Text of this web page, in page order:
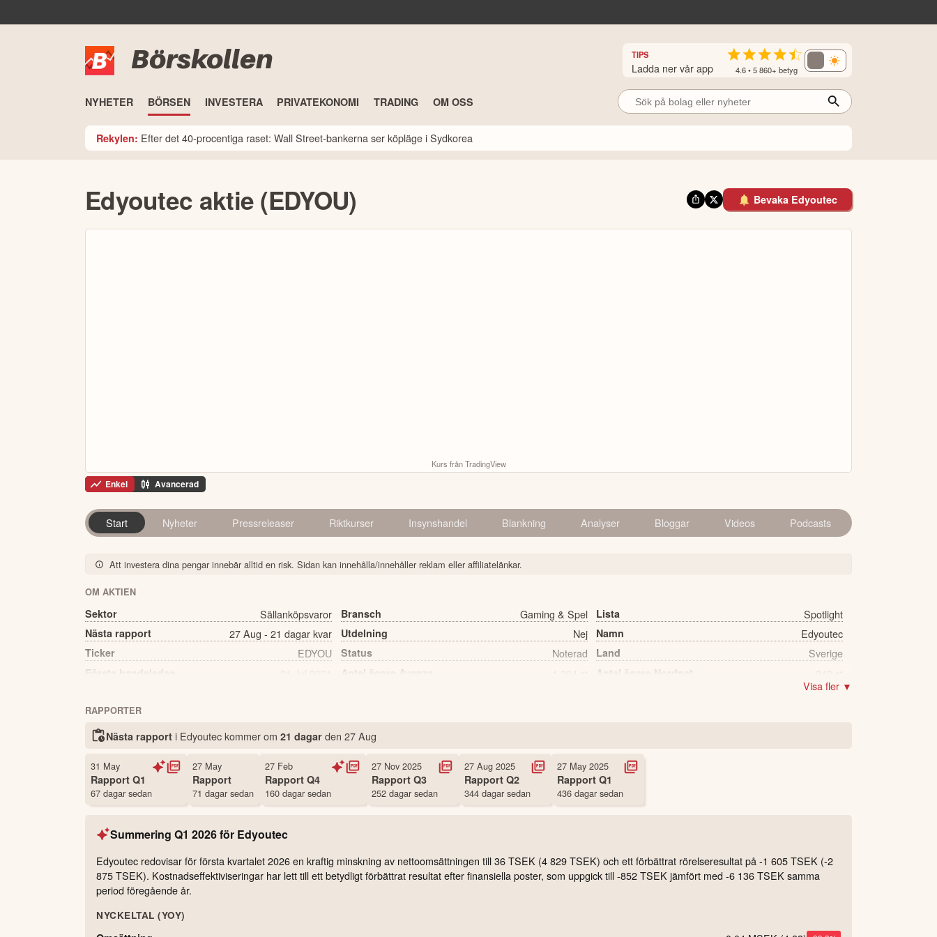
Börskollen TIPS
Ladda ner vår app 4.6 • 5 860+ betyg
NYHETER BÖRSEN INVESTERA PRIVATEKONOMI TRADING OM OSS
Rekylen: Efter det 40-procentiga raset: Wall Street-bankerna ser köpläge i Sydkorea
Edyoutec aktie (EDYOU) Bevaka Edyoutec
Kurs från TradingView
Enkel Avancerad
Start Nyheter Pressreleaser Riktkurser Insynshandel Blankning Analyser Bloggar Videos Podcasts
Att investera dina pengar innebär alltid en risk. Sidan kan innehålla/innehåller reklam eller affiliatelänkar.
OM AKTIEN
Sektor Sällanköpsvaror Bransch Gaming & Spel Lista Spotlight
Nästa rapport 27 Aug - 21 dagar kvar Utdelning Nej Namn Edyoutec
Ticker EDYOU Status Noterad Land Sverige
Första handelsdag 21 Jul 2021 Antal ägare Avanza Antal ägare Nordnet
Visa fler ▼
RAPPORTER
Nästa rapport i Edyoutec kommerom 21 dagar den 27 Aug
31 May
Rapport Q1
67 dagar sedan
27 May
Rapport
71 dagar sedan
27 Feb
Rapport Q4
160 dagar sedan
27 Nov 2025
Rapport Q3
252 dagar sedan
27 Aug 2025
Rapport Q2
344 dagar sedan
27 May 2025
Rapport Q1
436 dagar sedan
Summering Q1 2026för Edyoutec
Edyoutec redovisar för första kvartalet 2026 en kraftig minskning av nettoomsättningen till 36 TSEK (4 829 TSEK) och ett förbättrat rörelseresultat på -1 605 TSEK (-2
875 TSEK). Kostnadseffektiviseringar har lett till ett betydligt förbättrat resultat efter finansiella poster, som uppgick till -852 TSEK jämfört med -6 136 TSEK samma
period föregående år.
NYCKELTAL (YOY)